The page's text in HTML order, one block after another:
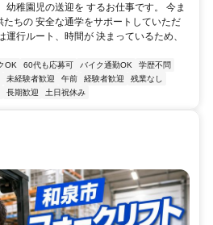
幼稚園児の送迎を するお仕事です。 今ま
ちの 安全な通学をサポートしていただ
行ルート、時間が 決まっているため、
OK 60代も応募可 バイク通勤OK
学歴不問
未経験者歓迎 午前 経験者歓迎
残業なし
長期歓迎 土日祝休み